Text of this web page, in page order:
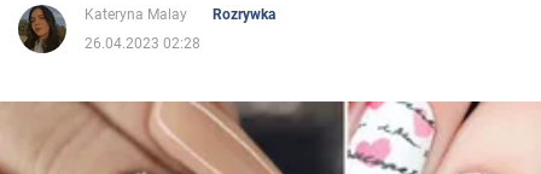
Życie
Polityka
Kateryna Malay
Rozrywka
26.04.2023 02:28